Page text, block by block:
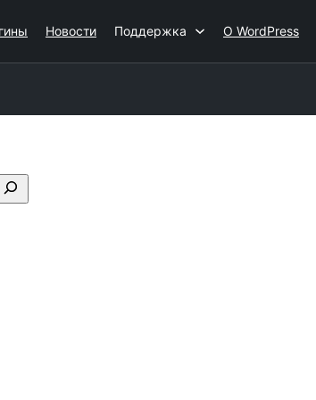
Новости Поддержка О WordPress
Искать